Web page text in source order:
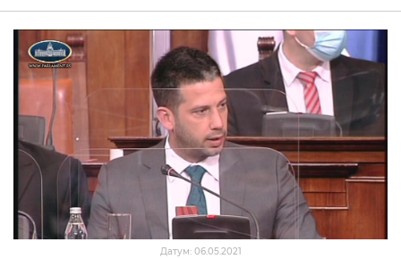
Датум: 06.05.2021